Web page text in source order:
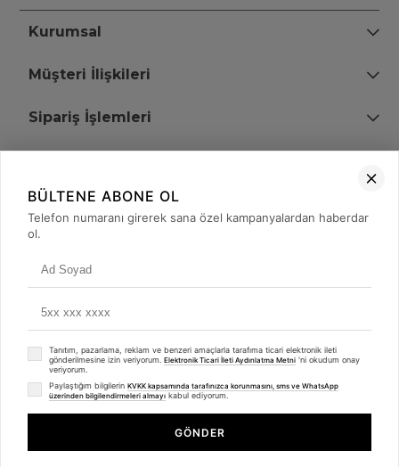
Kurumsal
Müşteri İlişkileri
Sipariş İşlemleri
+90 (850) 473 08 08
© 2008 - 2026merterelektronik.com
- Tüm Hakları Saklıdır. Kredi kartı bilgileriniz 256bit SSL sertifikası ile
Whatsapp
BÜLTENE ABONE OL
Telefon numaranı girerek sana özel kampanyalardan haberdar
ol.
Tanıtım, pazarlama, reklam ve benzeri amaçlarla tarafıma ticari elektronik ileti
gönderilmesine izin veriyorum. Elektronik Ticari İleti Aydınlatma Metni 'ni okudum onay
veriyorum.
Paylaştığım bilgilerin KVKK kapsamında tarafınızca korunmasını, sms ve WhatsApp
üzerinden bilgilendirmeleri almayı kabul ediyorum.
GÖNDER